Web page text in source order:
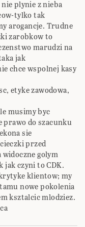
plynie z nieba
tylko tak
arogancje. Trudne
zarobkow to
marudzi na
jak
chce wspolnej kasy
etyke zawodowa,
musimy byc
prawo do szacunku
sie
przed
golym
jak czyni to CDK.
klientow; my
nowe pokolenia
ksztalcic mlodziez.